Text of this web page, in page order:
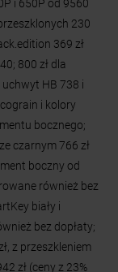
i kolory
bocznego;
czarnym 766 zł
boczny od
również bez
biały i
bez dopłaty;
z przeszkleniem
zł (ceny z 23%